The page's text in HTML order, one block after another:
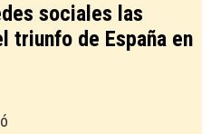
sociales las
triunfo de España en